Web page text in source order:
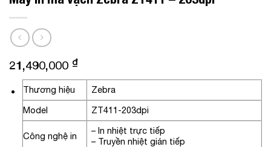
21,490,000 ₫
Thương hiệu
Zebra
Model
ZT411-203dpi
Công nghệ in
– In nhiệt trực tiếp
– Truyền nhiệt gián tiếp